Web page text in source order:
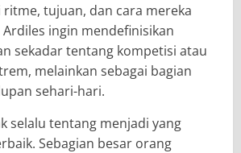
ritme, tujuan, dan cara mereka
ingin mendefinisikan
sekadar tentang kompetisi atau
melainkan sebagai bagian
sehari-hari.
selalu tentang menjadi yang
Sebagian besar orang